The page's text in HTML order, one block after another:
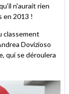
n'aurait rien
en 2013 !
classement
Dovizioso
qui se déroulera